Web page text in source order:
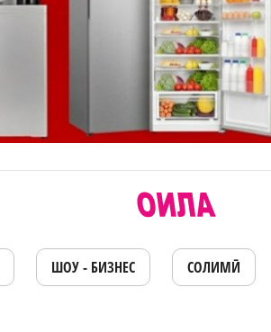
ШОУ - БИЗНЕС СОЛИМӢ